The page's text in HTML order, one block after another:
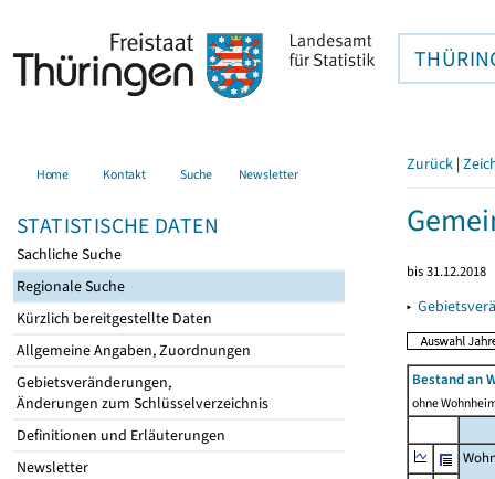
Home Kontakt Suche Newsletter
STATISTISCHE DATEN
Sachliche Suche
Regionale Suche
Kürzlich bereitgestellte Daten
Allgemeine Angaben, Zuordnungen
Gebietsveränderungen,
Änderungen zum Schlüsselverzeichnis
Definitionen und Erläuterungen
Newsletter
Zurück |
bis 31.12.2018
▸
Bestand an
ohne